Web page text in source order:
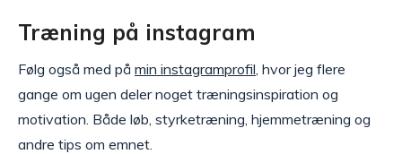
Træning på instagram
Følg også med på min instagramprofil , hvor jeg flere
gange om ugen deler noget træningsinspiration og
motivation. Både løb, styrketræning, hjemmetræning og
andre tips om emnet.